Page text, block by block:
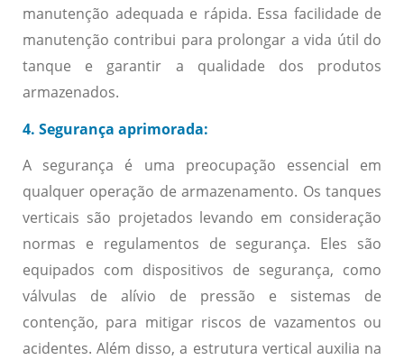
manutenção adequada e rápida. Essa facilidade de
manutenção contribui para prolongar a vida útil do
tanque e garantir a qualidade dos produtos
armazenados.
4. Segurança aprimorada:
A segurança é uma preocupação essencial em
qualquer operação de armazenamento. Os tanques
verticais são projetados levando em consideração
normas e regulamentos de segurança. Eles são
equipados com dispositivos de segurança, como
válvulas de alívio de pressão e sistemas de
contenção, para mitigar riscos de vazamentos ou
acidentes. Além disso, a estrutura vertical auxilia na